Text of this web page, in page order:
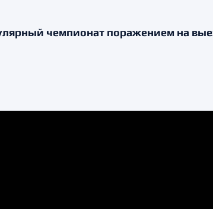
чемпионат поражением на